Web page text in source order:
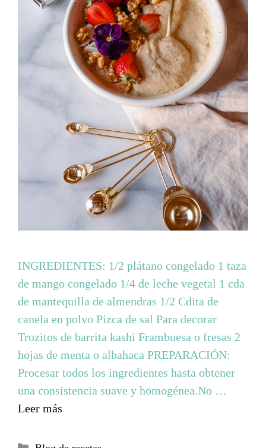
INGREDIENTES: 1/2 plátano congelado 1 taza
de mango congelado 1/4 de leche vegetal 1 cda
de mantequilla de almendras 1/2 Cdita de
canela en polvo Pizca de sal Para decorar
Trozitos de barrita kashi Frambuesa o fresas 2
hojas de menta o albahaca PREPARACIÓN:
Procesar todos los ingredientes hasta obtener
una consistencia suave y homogénea.No …
Leer más